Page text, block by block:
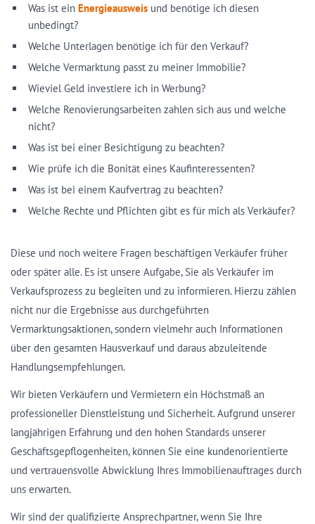
Was ist ein Energieausweis und benötige ich diesen
unbedingt?
Welche Unterlagen benötige ich für den Verkauf?
Welche Vermarktung passt zu meiner Immobilie?
Wieviel Geld investiere ich in Werbung?
Welche Renovierungsarbeiten zahlen sich aus und welche
nicht?
Was ist bei einer Besichtigung zu beachten?
Wie prüfe ich die Bonität eines Kaufinteressenten?
Was ist bei einem Kaufvertrag zu beachten?
Welche Rechte und Pflichten gibt es für mich als Verkäufer?
Diese und noch weitere Fragen beschäftigen Verkäufer früher
oder später alle. Es ist unsere Aufgabe, Sie als Verkäufer im
Verkaufsprozess zu begleiten und zu informieren. Hierzu zählen
nicht nur die Ergebnisse aus durchgeführten
Vermarktungsaktionen, sondern vielmehr auch Informationen
über den gesamten Hausverkauf und daraus abzuleitende
Handlungsempfehlungen.
Wir bieten Verkäufern und Vermietern ein Höchstmaß an
professioneller Dienstleistung und Sicherheit. Aufgrund unserer
langjährigen Erfahrung und den hohen Standards unserer
Geschäftsgepflogenheiten, können Sie eine kundenorientierte
und vertrauensvolle Abwicklung Ihres Immobilienauftrages durch
uns erwarten.
Wir sind der qualifizierte Ansprechpartner, wenn Sie Ihre